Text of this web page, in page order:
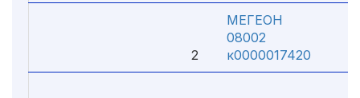
2
МЕГЕОН
08002
к0000017420